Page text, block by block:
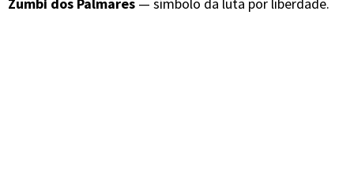
Zumbi dos Palmares — símbolo da luta por liberdade.